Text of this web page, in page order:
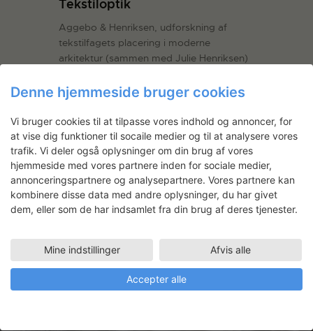
Tekstiloptik
Aggebo & Henriksen, udforskning af
tekstilfagets placering i moderne
arkitektur (sammen med Julie Henriksen)
LÆS MERE
Nyhedsbrev
Få ansøgningsfrister, arrangementer
Denne hjemmeside bruger cookies
Vi bruger cookies til at tilpasse vores indhold og annoncer, for
at vise dig funktioner til socaile medier og til at analysere vores
trafik. Vi deler også oplysninger om din brug af vores
hjemmeside med vores partnere inden for sociale medier,
annonceringspartnere og analysepartnere. Vores partnere kan
kombinere disse data med andre oplysninger, du har givet
dem, eller som de har indsamlet fra din brug af deres tjenester.
Mine indstillinger Afvis alle
Accepter alle